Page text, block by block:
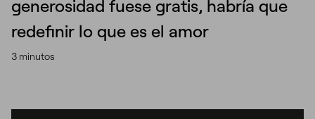
generosidad fuese gratis, habría que
redefinir lo que es el amor
3 minutos